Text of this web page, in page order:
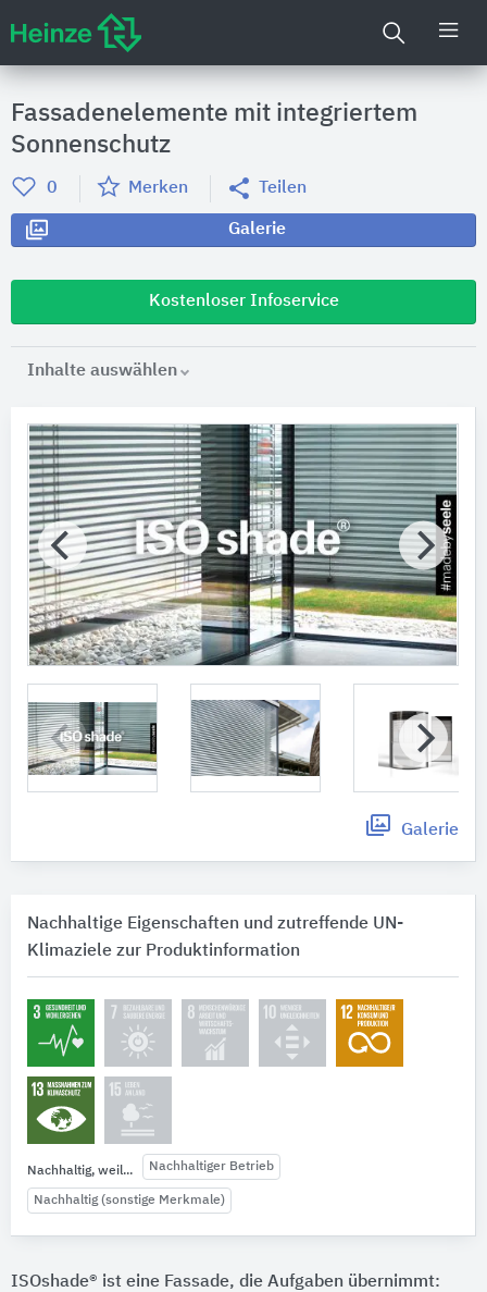
Fassadenelemente mit integriertem
Sonnenschutz
0 Merken Teilen
Galerie
Kostenloser Infoservice
Inhalte auswählen
Galerie
Nachhaltige Eigenschaften und zutreffende UN-
Klimaziele zur Produktinformation
Nachhaltig, weil... Nachhaltiger Betrieb
Nachhaltig (sonstige Merkmale)
ISOshade® ist eine Fassade, die Aufgaben übernimmt: